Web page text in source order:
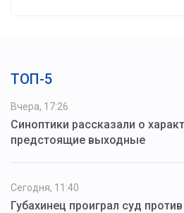
ТОП-5
Вчера, 17:26
Синоптики рассказали о
предстоящие выходные
Сегодня, 11:40
Губахинец проиграл суд